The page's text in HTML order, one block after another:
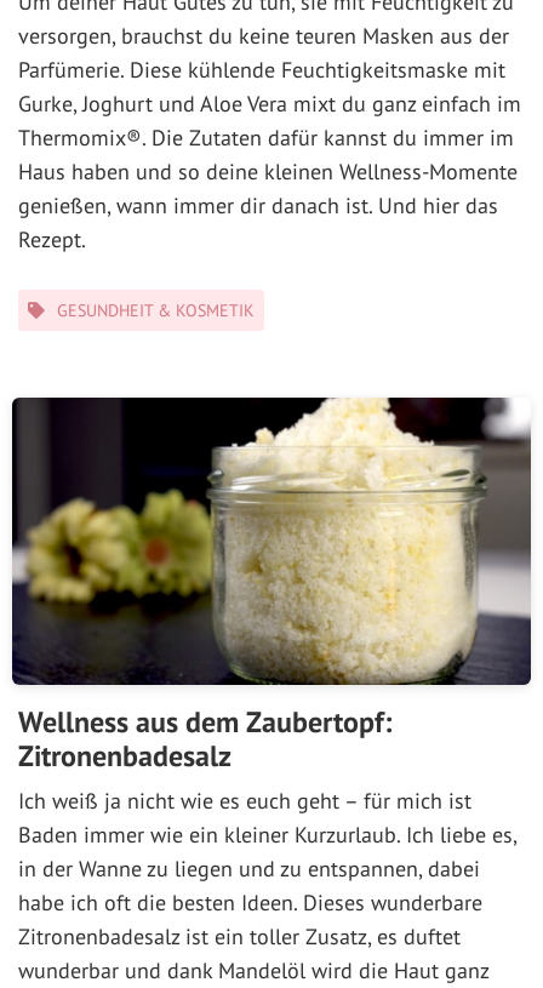
versorgen, brauchst du keine teuren Masken aus der
Parfümerie. Diese kühlende Feuchtigkeitsmaske mit
Gurke, Joghurt und Aloe Vera mixt du ganz einfach im
Thermomix®. Die Zutaten dafür kannst du immer im
Haus haben und so deine kleinen Wellness-Momente
genießen, wann immer dir danach ist. Und hier das
Rezept.
Kategorien
GESUNDHEIT & KOSMETIK
Wellness aus dem Zaubertopf:
Zitronenbadesalz
Ich weiß ja nicht wie es euch geht – für mich ist
Baden immer wie ein kleiner Kurzurlaub. Ich liebe es,
in der Wanne zu liegen und zu entspannen, dabei
habe ich oft die besten Ideen. Dieses wunderbare
Zitronenbadesalz ist ein toller Zusatz, es duftet
wunderbar und dank Mandelöl wird die Haut ganz